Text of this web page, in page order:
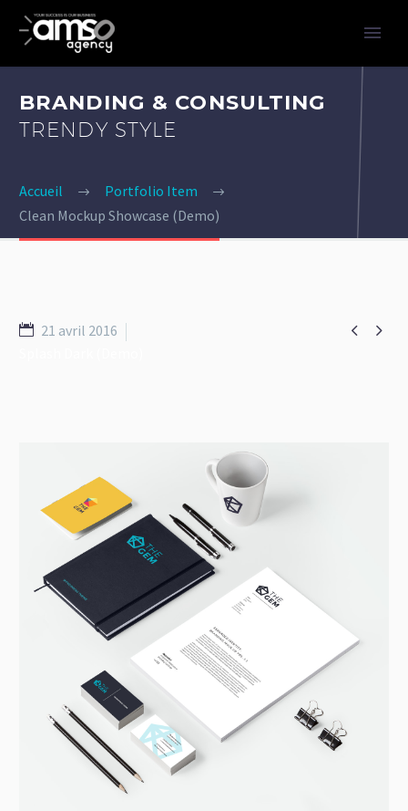
BRANDING & CONSULTING
TRENDY STYLE
Accueil
Portfolio Item
Clean Mockup Showcase (Demo)
 
21 avril 2016